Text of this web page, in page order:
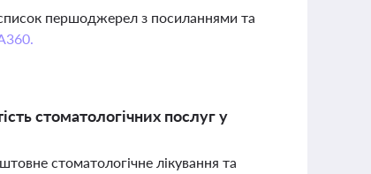
першоджерел з посиланнями та
стоматологічних послуг у
стоматологічне лікування та